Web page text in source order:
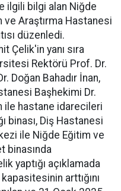
ilgili bilgi alan Niğde
ve Araştırma Hastanesi
düzenledi.
Çelik'in yanı sıra
Rektörü Prof. Dr.
Doğan Bahadır İnan,
Başhekimi Dr.
ile hastane idarecileri
binası, Diş Hastanesi
ile Niğde Eğitim ve
binasında
yaptığı açıklamada
arttığını